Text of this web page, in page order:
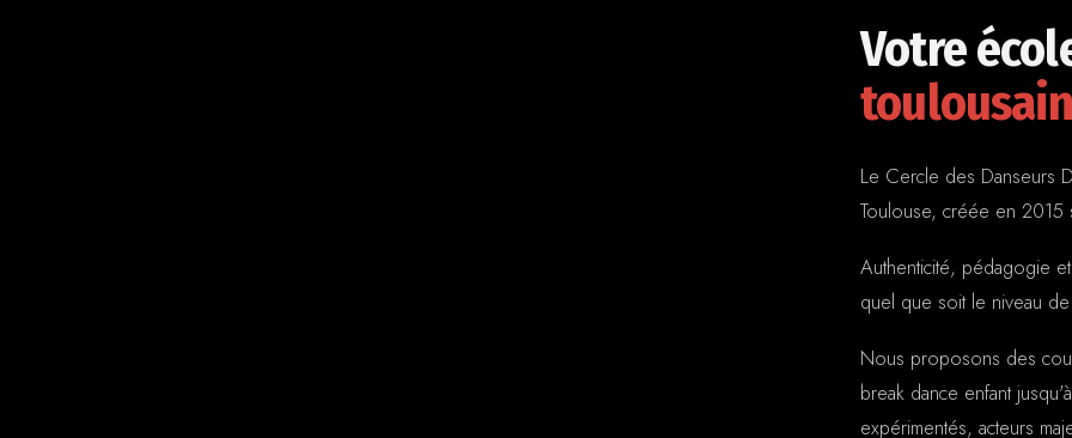
Votre
Le Cercle des Danseurs
Toulouse, créée en
Authenticité, pédagogie
quel que soit le niveau
Nous proposons des
break dance enfant
expérimentés, acteurs